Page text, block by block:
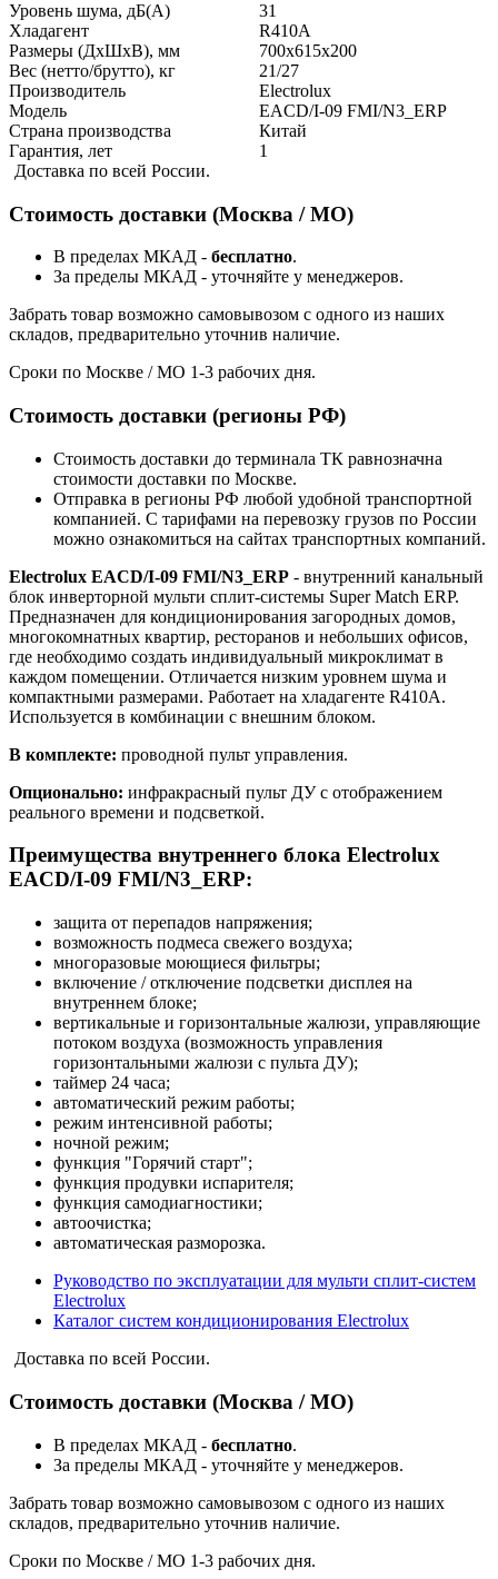
Уровень шума, дБ(А)
31
Хладагент
R410A
Размеры (ДхШхВ), мм
700x615x200
Вес (нетто/брутто), кг
21/27
Производитель
Electrolux
Модель
EACD/I-09 FMI/N3_ERP
Страна производства
Китай
Гарантия, лет
1
Доставка по всей России.
Стоимость доставки (Москва / МО)
В пределах МКАД - бесплатно.
За пределы МКАД - уточняйте у менеджеров.
Забрать товар возможно самовывозом с одного из наших
складов, предварительно уточнив наличие.
Сроки по Москве / МО 1-3 рабочих дня.
Стоимость доставки (регионы РФ)
Стоимость доставки до терминала ТК равнозначна
стоимости доставки по Москве.
Отправка в регионы РФ любой удобной транспортной
компанией. С тарифами на перевозку грузов по России
можно ознакомиться на сайтах транспортных компаний.
Electrolux EACD/I-09 FMI/N3_ERP - внутренний канальный
блок инверторной мульти сплит-системы Super Match ERP.
Предназначен для кондиционирования загородных домов,
многокомнатных квартир, ресторанов и небольших офисов,
где необходимо создать индивидуальный микроклимат в
каждом помещении. Отличается низким уровнем шума и
компактными размерами. Работает на хладагенте R410A.
Используется в комбинации с внешним блоком.
В комплекте: проводной пульт управления.
Опционально: инфракрасный пульт ДУ с отображением
реального времени и подсветкой.
Преимущества внутреннего блока Electrolux
EACD/I-09 FMI/N3_ERP:
защита от перепадов напряжения;
возможность подмеса свежего воздуха;
многоразовые моющиеся фильтры;
включение / отключение подсветки дисплея на
внутреннем блоке;
вертикальные и горизонтальные жалюзи, управляющие
потоком воздуха (возможность управления
горизонтальными жалюзи с пульта ДУ);
таймер 24 часа;
автоматический режим работы;
режим интенсивной работы;
ночной режим;
функция "Горячий старт";
функция продувки испарителя;
функция самодиагностики;
автоочистка;
автоматическая разморозка.
Руководство по эксплуатации для мульти сплит-систем
Electrolux
Каталог систем кондиционирования Electrolux
Доставка по всей России.
Стоимость доставки (Москва / МО)
В пределах МКАД - бесплатно.
За пределы МКАД - уточняйте у менеджеров.
Забрать товар возможно самовывозом с одного из наших
складов, предварительно уточнив наличие.
Сроки по Москве / МО 1-3 рабочих дня.